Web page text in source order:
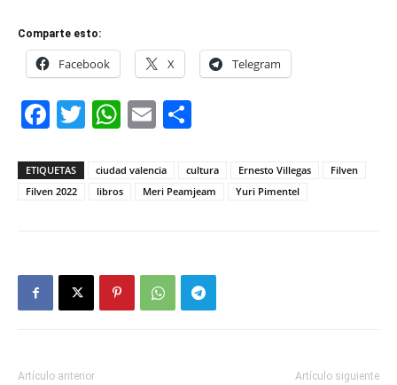
Comparte esto:
Facebook X Telegram
Facebook
Twitter
WhatsApp
Email
ETIQUETAS ciudad valencia cultura Ernesto Villegas
Filven
Filven 2022
libros Meri Peamjeam Yuri Pimentel
Artículo anterior Artículo siguiente